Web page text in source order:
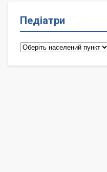
Педіатри
Педіатри